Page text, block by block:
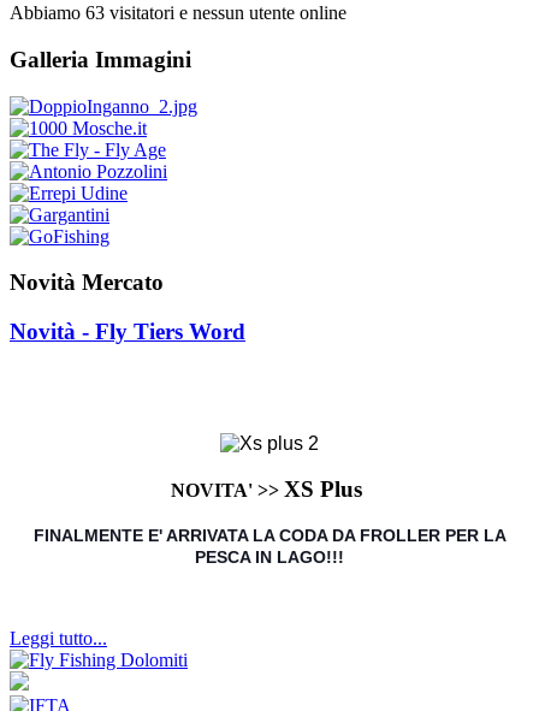
Abbiamo 63 visitatori e nessun utente online
Galleria Immagini
Novità Mercato
Novità - Fly Tiers Word
NOVITA' >> XS Plus
FINALMENTE E' ARRIVATA LA CODA DA FROLLER PER LA
PESCA IN LAGO!!!
Leggi tutto...